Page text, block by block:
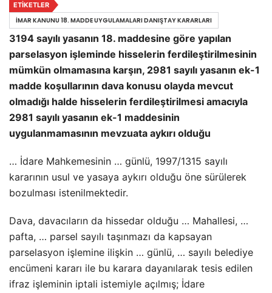
3194 sayılı yasanın 18. maddesine göre yapılan
parselasyon işleminde hisselerin ferdileştirilmesinin
mümkün olmamasına karşın, 2981 sayılı yasanın ek-1
madde koşullarının dava konusu olayda mevcut
olmadığı halde hisselerin ferdileştirilmesi amacıyla
2981 sayılı yasanın ek-1 maddesinin
uygulanmamasının mevzuata aykırı olduğu
… İdare Mahkemesinin … günlü, 1997/1315 sayılı
kararının usul ve yasaya aykırı olduğu öne sürülerek
bozulması istenilmektedir.
Dava, davacıların da hissedar olduğu … Mahallesi, …
pafta, … parsel sayılı taşınmazı da kapsayan
parselasyon işlemine ilişkin … günlü, … sayılı belediye
encümeni kararı ile bu karara dayanılarak tesis edilen
ifraz işleminin iptali istemiyle açılmış; İdare
ETIKETLER
İMAR KANUNU 18. MADDE UYGULAMALARI DANIŞTAY KARARLARI